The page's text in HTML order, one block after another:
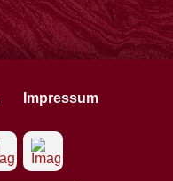
Impressum